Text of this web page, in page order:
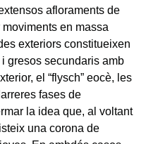
afloraments de
en massa
exteriors constitueixen
gresos secundaris amb
el “flysch” eocè, les
fases de
la idea que, al voltant
una corona de